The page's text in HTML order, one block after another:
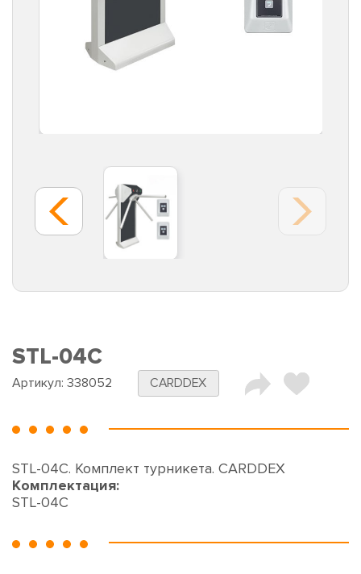
STL-04C
Артикул: 338052 CARDDEX
STL-04C. Комплект турникета. CARDDEX
Комплектация:
STL-04C